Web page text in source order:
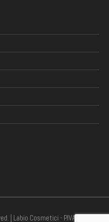
| Labio Cosmetici - P.IVA